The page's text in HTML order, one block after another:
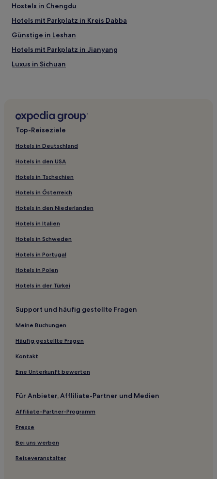
Hostels in Chengdu
Hotels mit Parkplatz in Kreis Dabba
Günstige in Leshan
Hotels mit Parkplatz in Jianyang
Luxus in Sichuan
Günstige in Jintang
Familien in Emeishan
Hotels mit Parkplatz in Zigong
Familien in Chengdu
Haustierfreundliche in Chengdu
Hotels mit Fitnessbereich in Chengdu
Günstige in Yibin
Hotels nahe Gongxing-Station
Hotels nahe Luding-Brücke
Hotels nahe Bao'en-Tempel von Meishan
Hotels nahe U-Bahn-Station Longma Road
Xinjin Hotels
Hotels nahe U-Bahn-Station Moziqiao
Hotels nahe Sichuan University Jiang'an Campus-Station
Hotels nahe Brücke von Leshan
Hotels nahe U-Bahn-Station Jinhua
Wolong Hotels
Hotels nahe Wenchuan Sanjiang-Ökologiegebiet
Hongya Hotels
Luding Hotels
Hotels nahe Bahnhof Terminal 2 Shuangliu International
Top-Reiseziele
Hotels in Deutschland
Hotels in den USA
Hotels in Tschechien
Hotels in Österreich
Hotels in den Niederlanden
Hotels in Italien
Hotels in Schweden
Hotels in Portugal
Hotels in Polen
Hotels in der Türkei
Support und häufig gestellte Fragen
Meine Buchungen
Häufig gestellte Fragen
Kontakt
Eine Unterkunft bewerten
Für Anbieter, Affliliate-Partner und Medien
Affiliate-Partner-Programm
Presse
Bei uns werben
Reiseveranstalter